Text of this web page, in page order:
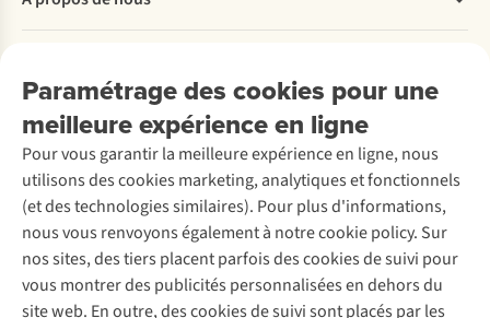
Paramétrage des cookies pour une
meilleure expérience en ligne
Pour vous garantir la meilleure expérience en ligne, nous
utilisons des cookies marketing, analytiques et fonctionnels
(et des technologies similaires). Pour plus d'informations,
nous vous renvoyons également à notre cookie policy. Sur
nos sites, des tiers placent parfois des cookies de suivi pour
vous montrer des publicités personnalisées en dehors du
site web. En outre, des cookies de suivi sont placés par les
Commander
Payer
Retourner
Rétractation d'une commande
Entretien & réparations
Garantie
Contactez-nous
Entreprise responsable
À propos d’Ayacucho
Nos magasins
À propos d’A.S.Adventure
Déclaration d'accessibilité
Location / Location sports d’hiver
Seconde-main
Entretien de ski
Service de lavage
Entretien de chaussures
Réparation de chaussures
Réparation de vêtements
Retouches
Découvrez
A.S.Magazine
Explore Camp
Expertise & conseils
Abonnez-vous à la newsletter